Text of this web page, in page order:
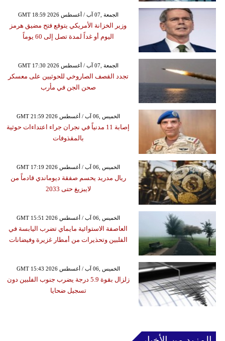
GMT 18:59 2026 الجمعة ,07 آب / أغسطس
وزير الخزانة الأمريكي يتوقع فتح مضيق هرمز
اليوم أو غداً لمدة تصل إلى 60 يوماً
GMT 17:30 2026 الجمعة ,07 آب / أغسطس
تجدد القصف الصاروخي للحوثيين على معسكر
صحن الجن في مأرب
GMT 21:59 2026 الخميس ,06 آب / أغسطس
إصابة 11 مدنياً في نجران جراء اعتداءات حوثية
بالمقذوفات
GMT 17:19 2026 الخميس ,06 آب / أغسطس
ريال مدريد يحسم صفقة ديوماندي قادماً من
لايبزيغ حتى 2033
GMT 15:51 2026 الخميس ,06 آب / أغسطس
العاصفة الاستوائية مايماي تضرب اليابسة في
الفلبين وتحذيرات من أمطار غزيرة وفيضانات
GMT 15:43 2026 الخميس ,06 آب / أغسطس
زلزال بقوة 5.9 درجة يضرب جنوب الفلبين دون
تسجيل ضحايا